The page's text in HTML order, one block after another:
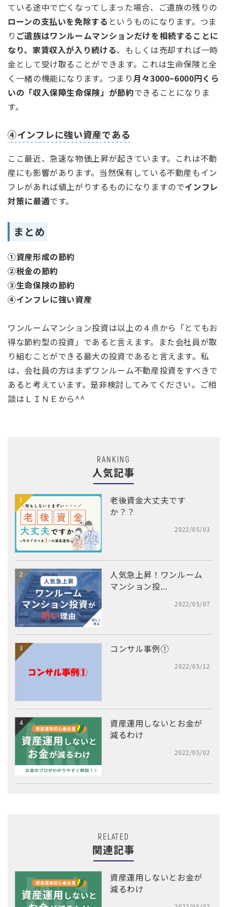
ている途中で亡くなってしまった場合、ご遺族の残りの
ローンの支払いを免除する というものになります。つま
り ご遺族はワンルームマンションだけを相続することに
なり、家賃収入が入り続ける、もしくは売却すれば一時
金として受け取ることができます。これは生命保険と全
く一緒の機能になります。つまり月々3000~6000円くら
いの「収入保障生命保険」が節約できることになりま
す。
④インフレに強い資産である
ここ最近、急速な物価上昇が起きています。これは不動
産にも影響があります。当然保有している不動産もイン
フレがあれば値上がりするものになりますのでインフレ
対策に最適です。
まとめ
①資産形成の節約
②税金の節約
③生命保険の節約
④インフレに強い資産
ワンルームマンション投資は以上の４点から「とてもお
得な節約型の投資」であると言えます。また会社員が取
り組むことができる最大の投資であると言えます。私
は、会社員の方はまずワンルーム不動産投資をすべきで
あると考えています。是非検討してみてください。ご相
談はＬＩＮＥから^^
RANKING
人気記事
老後資金大丈夫です
か？？
2022/05/03
人気急上昇！ワンルーム
マンション投...
2022/05/07
コンサル事例①
2022/05/12
資産運用しないとお金が
減るわけ
2022/05/02
RELATED
関連記事
資産運用しないとお金が
減るわけ